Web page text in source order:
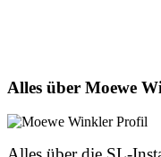
Alles über Moewe